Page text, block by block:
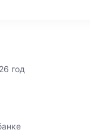
год